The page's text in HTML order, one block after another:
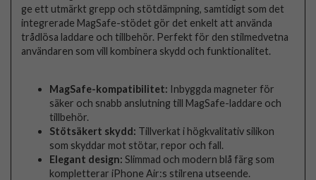
ge ett utmärkt grepp och stötdämpning, samtidigt som det
integrerade MagSafe-stödet gör det enkelt att använda
trådlösa laddare och tillbehör. Perfekt för den stilmedvetna
användaren som vill kombinera skydd och funktionalitet.
MagSafe-kompatibilitet: Inbyggda magneter för
säker och snabb anslutning till MagSafe-laddare och
tillbehör.
Stötsäkert skydd: Tillverkat i högkvalitativ silikon
som skyddar mot stötar, repor och fall.
Elegant design: Slimmad och modern blå färg som
kompletterar iPhone Air:s stilrena utseende.